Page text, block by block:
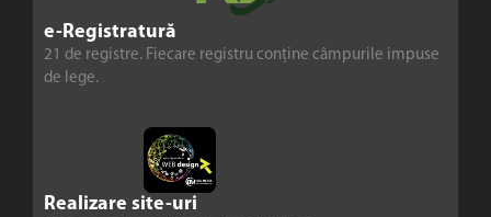
e-Registratură
21 de registre. Fiecare registru conține câmpurile impuse
de lege.
Realizare site-uri